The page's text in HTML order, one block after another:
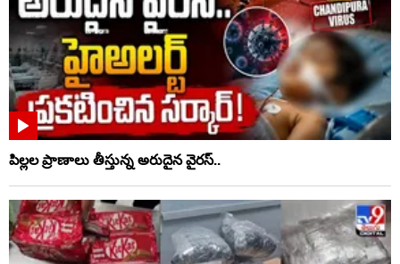
పిల్లల ప్రాణాలు తీస్తున్న అరుదైన వైరస్..